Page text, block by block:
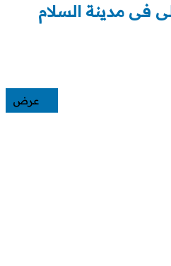
عرض
فى مدينة السلام